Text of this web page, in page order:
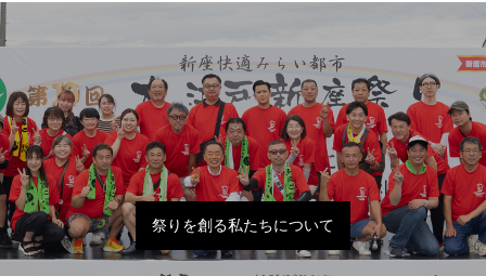
祭りを創る私たちについて